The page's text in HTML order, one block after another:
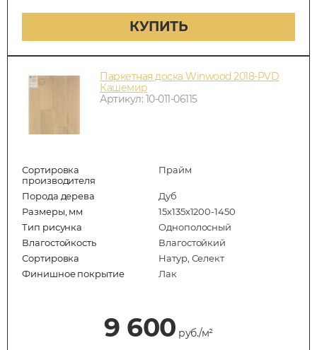
КУПИТЬ
Паркетная доска Winwood 2018-PVD
Кашемир
Артикул: 10-011-06115
Сортировка
производителя
Прайм
Порода дерева
Дуб
Размеры, мм
15х135х1200-1450
Тип рисунка
Однополосный
Влагостойкость
Влагостойкий
Сортировка
Натур, Селект
Финишное покрытие
Лак
9 600 руб./м²